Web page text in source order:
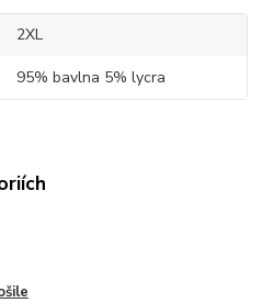
2XL
95% bavlna 5% lycra